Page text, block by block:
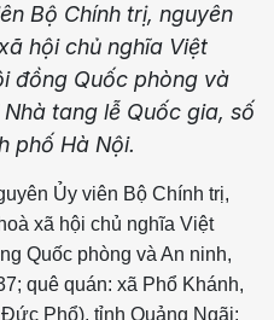
Bộ Chính trị, nguyên
hội chủ nghĩa Việt
đồng Quốc phòng và
tang lễ Quốc gia, số
phố Hà Nội.
Ủy viên Bộ Chính trị,
xã hội chủ nghĩa Việt
Quốc phòng và An ninh,
quê quán: xã Phổ Khánh,
Phổ), tỉnh Quảng Ngãi;